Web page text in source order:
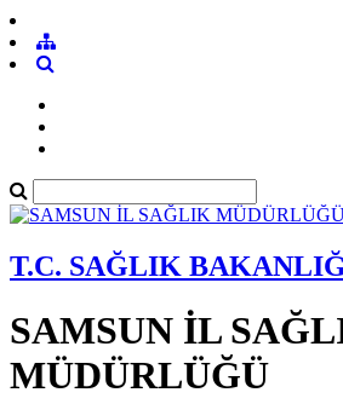
T.C. SAĞLIK
SAMSUN İL
MÜDÜRLÜĞÜ